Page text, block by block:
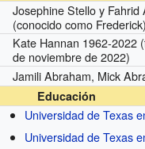
Josephine Stello y Fahrid
(conocido como Frederick)
Kate Hannan 1962-2022
de noviembre de 2022)
Jamili Abraham, Mick
Educación
Universidad de Texas
Universidad de Texas